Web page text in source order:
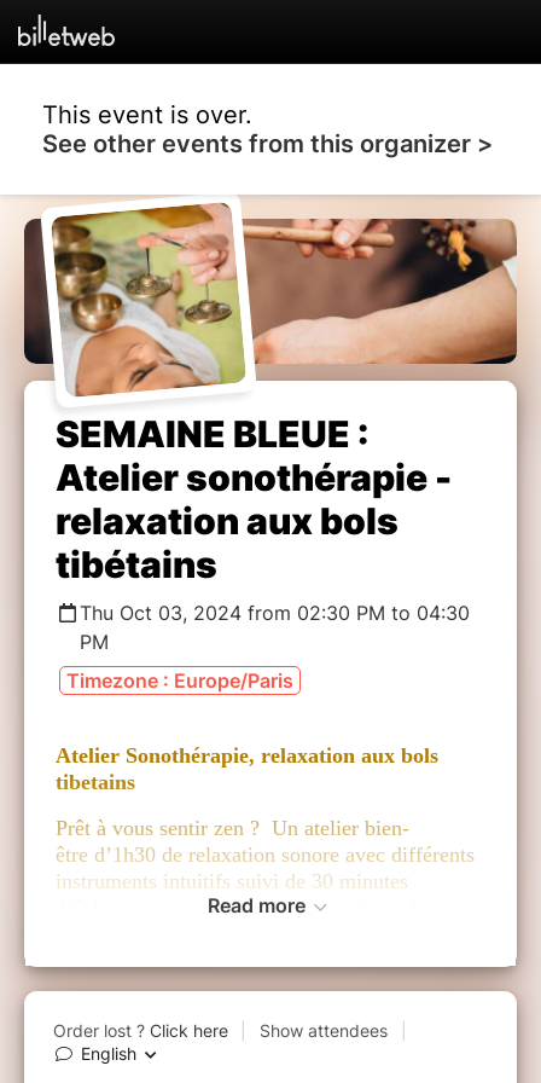
This event is over.
See other events from this organizer >
SEMAINE BLEUE :
Atelier sonothérapie -
relaxation aux bols
tibétains
Thu Oct 03, 2024 from 02:30 PM to 04:30
PM
Timezone : Europe/Paris
Atelier Sonothérapie, relaxation aux bols
tibetains
Prêt à vous sentir zen ? Un atelier bien-
être d’1h30 de relaxation sonore avec différents
instruments intuitifs suivi de 30 minutes
d’échanges avec les participants autour de ses
Prévoir un tapis pour s’allonger et deux coussins
Espace Saint-Paul, 19 rue des Rosiers
Read more